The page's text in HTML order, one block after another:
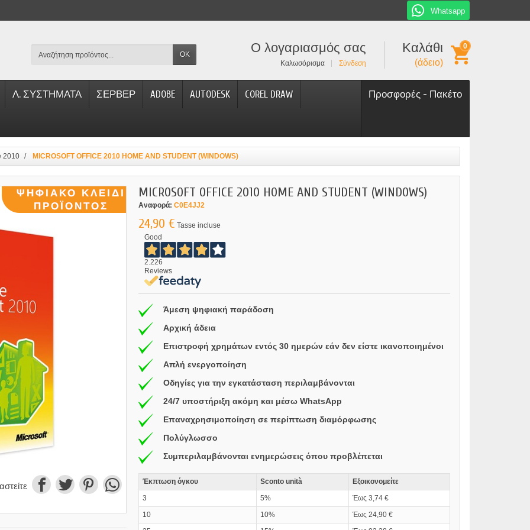
Whatsapp
OK Καλάθι
(άδειο)
0
Ο λογαριασμός σας
Καλωσόρισμα Σύνδεση
Προσφορές - Πακέτο
Λ. ΣΥΣΤΗΜΑΤΑ ΣΕΡΒΕΡ ADOBE AUTODESK COREL DRAW
2010 MICROSOFT OFFICE 2010 HOME AND STUDENT (WINDOWS)
MICROSOFT OFFICE 2010 HOME AND STUDENT (WINDOWS)
Αναφορά: C0E4JJ2
24,90 € Tasse incluse
Good
2.226
Reviews
Άμεση ψηφιακή παράδοση
Αρχική άδεια
Επιστροφή χρημάτων εντός 30 ημερών εάν δεν είστε ικανοποιημένοι
Απλή ενεργοποίηση
Οδηγίες για την εγκατάσταση περιλαμβάνονται
24/7 υποστήριξη ακόμη και μέσω WhatsApp
Επαναχρησιμοποίηση σε περίπτωση διαμόρφωσης
Πολύγλωσσο
Συμπεριλαμβάνονται ενημερώσεις όπου προβλέπεται
Έκπτωση όγκου Sconto unità
Εξοικονομείτε
3
5%
Έως 3,74 €
10
10%
Έως 24,90 €